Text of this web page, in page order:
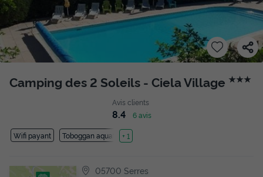
Camping des 2 Soleils - Ciela Village ★★★
Avis clients
8.4 6 avis
Wifi payant Toboggan aquatique
+ 1
05700 Serres